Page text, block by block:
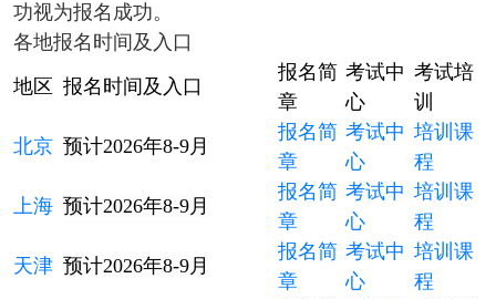
功视为报名成功。
各地报名时间及入口
地区 报名时间及入口
报名简
章
考试中
心
考试培
训
北京 预计2026年8-9月
报名简
章
考试中
心
培训课
程
上海 预计2026年8-9月
报名简
章
考试中
心
培训课
程
天津 预计2026年8-9月
报名简
章
考试中
心
培训课
程